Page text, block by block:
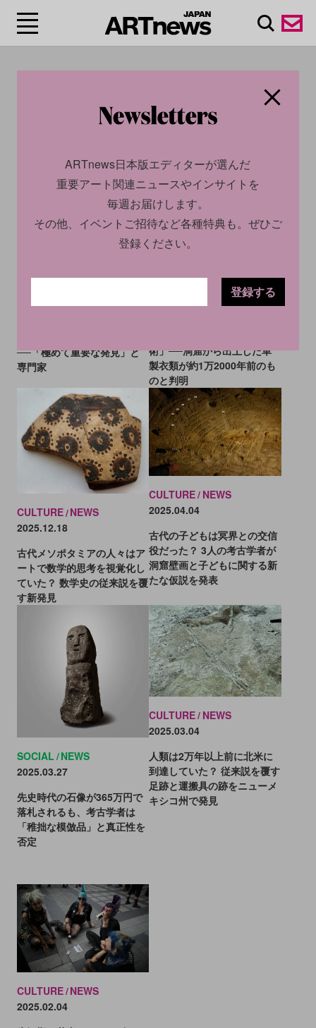
CULTURE NEWS
──「極めて重要な発見」と
専門家
NEWS
2026.02.13
術」──洞窟から出土した革
製衣類が約1万2000年前のも
のと判明
CULTURE NEWS
2025.12.18
古代メソポタミアの人々はア
ートで数学的思考を視覚化し
ていた？ 数学史の従来説を覆
す新発見
CULTURE NEWS
2025.04.04
古代の子どもは冥界との交信
役だった？ 3人の考古学者が
洞窟壁画と子どもに関する新
たな仮説を発表
SOCIAL NEWS
2025.03.27
先史時代の石像が365万円で
落札されるも、考古学者は
「稚拙な模倣品」と真正性を
否定
CULTURE NEWS
2025.03.04
人類は2万年以上前に北米に
到達していた？ 従来説を覆す
足跡と運搬具の跡をニューメ
キシコ州で発見
CULTURE NEWS
2025.02.04
ARTnews日本版エディターが選んだ
重要アート関連ニュースやインサイトを
毎週お届けします。
その他、イベントご招待など各種特典も。ぜひご
登録ください。
登録する